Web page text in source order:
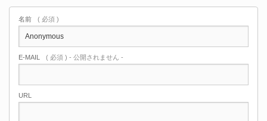
名前 ( 必須 )
E-MAIL ( 必須 ) - 公開されません -
URL